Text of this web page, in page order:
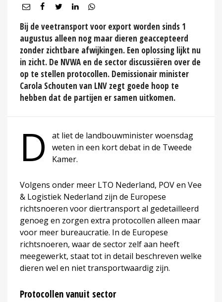
Bij de veetransport voor export worden sinds 1
augustus alleen nog maar dieren geaccepteerd
zonder zichtbare afwijkingen. Een oplossing lijkt nu
in zicht. De NVWA en de sector discussiëren over de
op te stellen protocollen. Demissionair minister
Carola Schouten van LNV zegt goede hoop te
hebben dat de partijen er samen uitkomen.
D
at liet de landbouwminister woensdag
weten in een kort debat in de Tweede
Kamer.
Volgens onder meer LTO Nederland, POV en Vee
& Logistiek Nederland zijn de Europese
richtsnoeren voor diertransport al gedetailleerd
genoeg en zorgen extra protocollen alleen maar
voor meer bureaucratie. In de Europese
richtsnoeren, waar de sector zelf aan heeft
meegewerkt, staat tot in detail beschreven welke
dieren wel en niet transportwaardig zijn.
Protocollen vanuit sector